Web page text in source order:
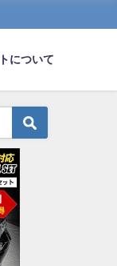
について
のところ車で収入わか
ｗｗｗｗｗｗ
07-16